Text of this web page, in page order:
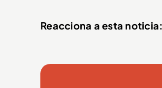
Reacciona a esta noticia: